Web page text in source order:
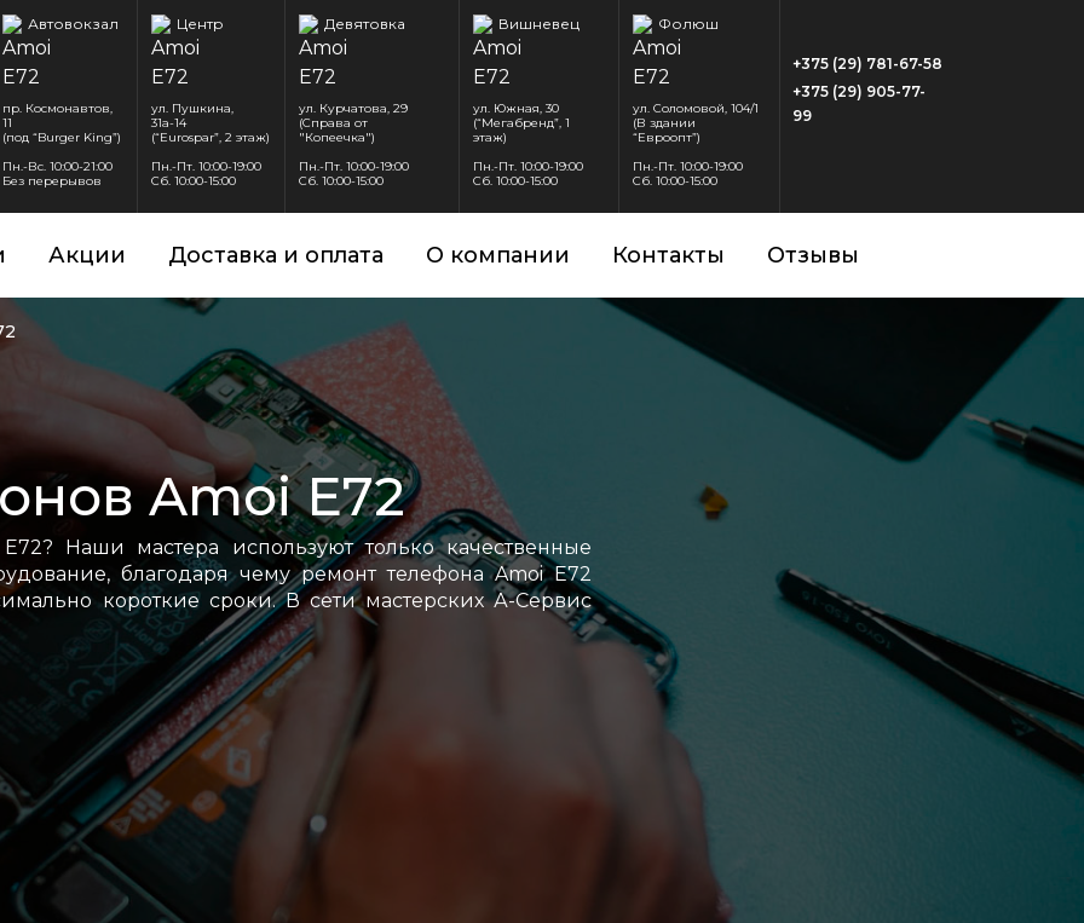
Автовокзал
пр. Космонавтов,
11
(под “Burger King”)
Пн.-Вс. 10:00-21:00
Без перерывов
Центр
ул. Пушкина,
31а-14
(“Eurospar”, 2 этаж)
Пн.-Пт. 10:00-19:00
Сб. 10:00-15:00
Девятовка
ул. Курчатова, 29
(Справа от
"Копеечка")
Пн.-Пт. 10:00-19:00
Сб. 10:00-15:00
Вишневец
ул. Южная, 30
(“Мегабренд”, 1
этаж)
Пн.-Пт. 10:00-19:00
Сб. 10:00-15:00
Фолюш
ул. Соломовой, 104/1
(В здании
“Евроопт”)
Пн.-Пт. 10:00-19:00
Сб. 10:00-15:00
+375 (29) 781-67-58
+375 (29) 905-77-
99
Акции Доставка и оплата О компании Контакты Отзывы
Amoi E72
Наши мастера используют только качественные
благодаря чему ремонт телефона Amoi E72
короткие сроки. В сети мастерских А-Сервис